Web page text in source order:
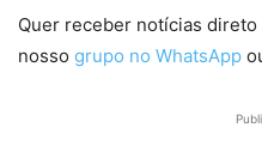
Quer receber notícias
nosso grupo no WhatsApp